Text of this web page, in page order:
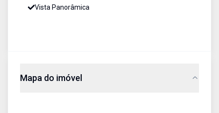
Vista Panorâmica
Mapa do imóvel